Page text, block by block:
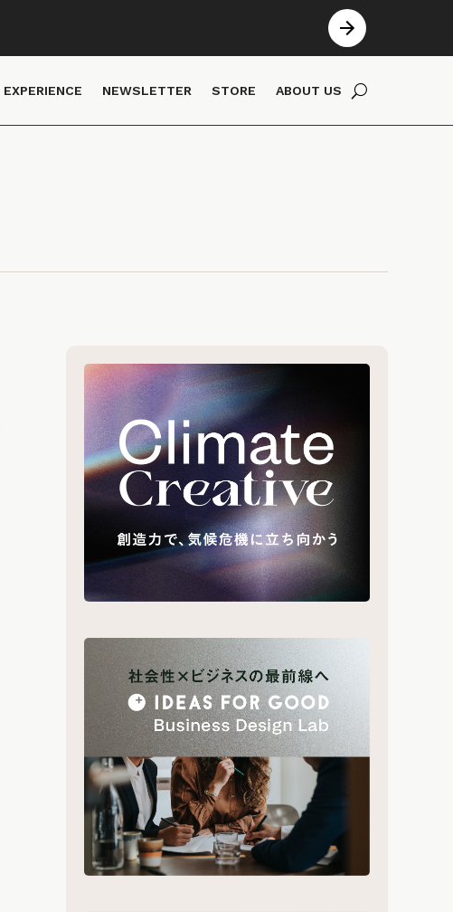
EXPERIENCE NEWSLETTER STORE ABOUT US